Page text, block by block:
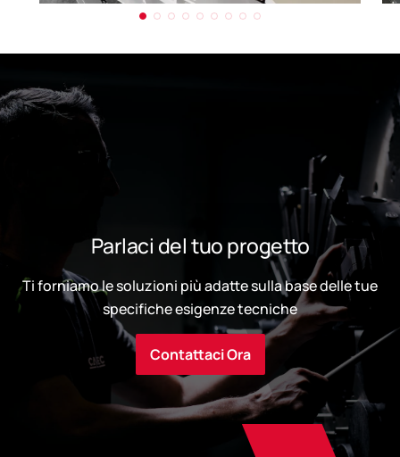
Parlaci del tuo progetto
Ti forniamo le soluzioni più adatte sulla base delle tue
specifiche esigenze tecniche
Contattaci Ora